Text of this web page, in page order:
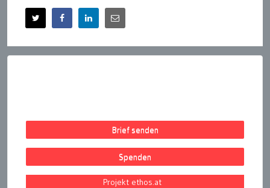
Brief senden
Spenden
Projekt ethos.at